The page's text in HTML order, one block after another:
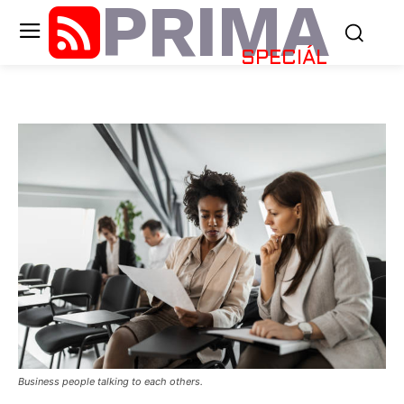
PRIMA
SPECIÁL
Business people talking to each others.